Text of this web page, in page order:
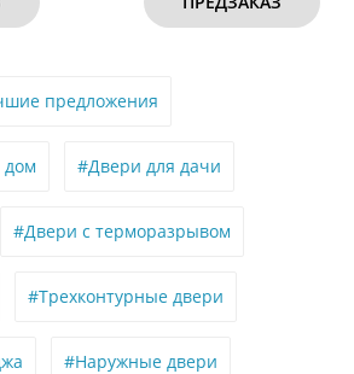
предложения
#Двери для дачи
#Двери с терморазрывом
#Трехконтурные двери
#Наружные двери